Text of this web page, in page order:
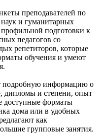
преподавателей по
и гуманитарных
подготовки к
педагогов со
репетиторов, которые
обучения и умеют
подробную информацию о
дипломы и степени, опыт
доступные форматы
дома или в удобных
как
групповые занятия.